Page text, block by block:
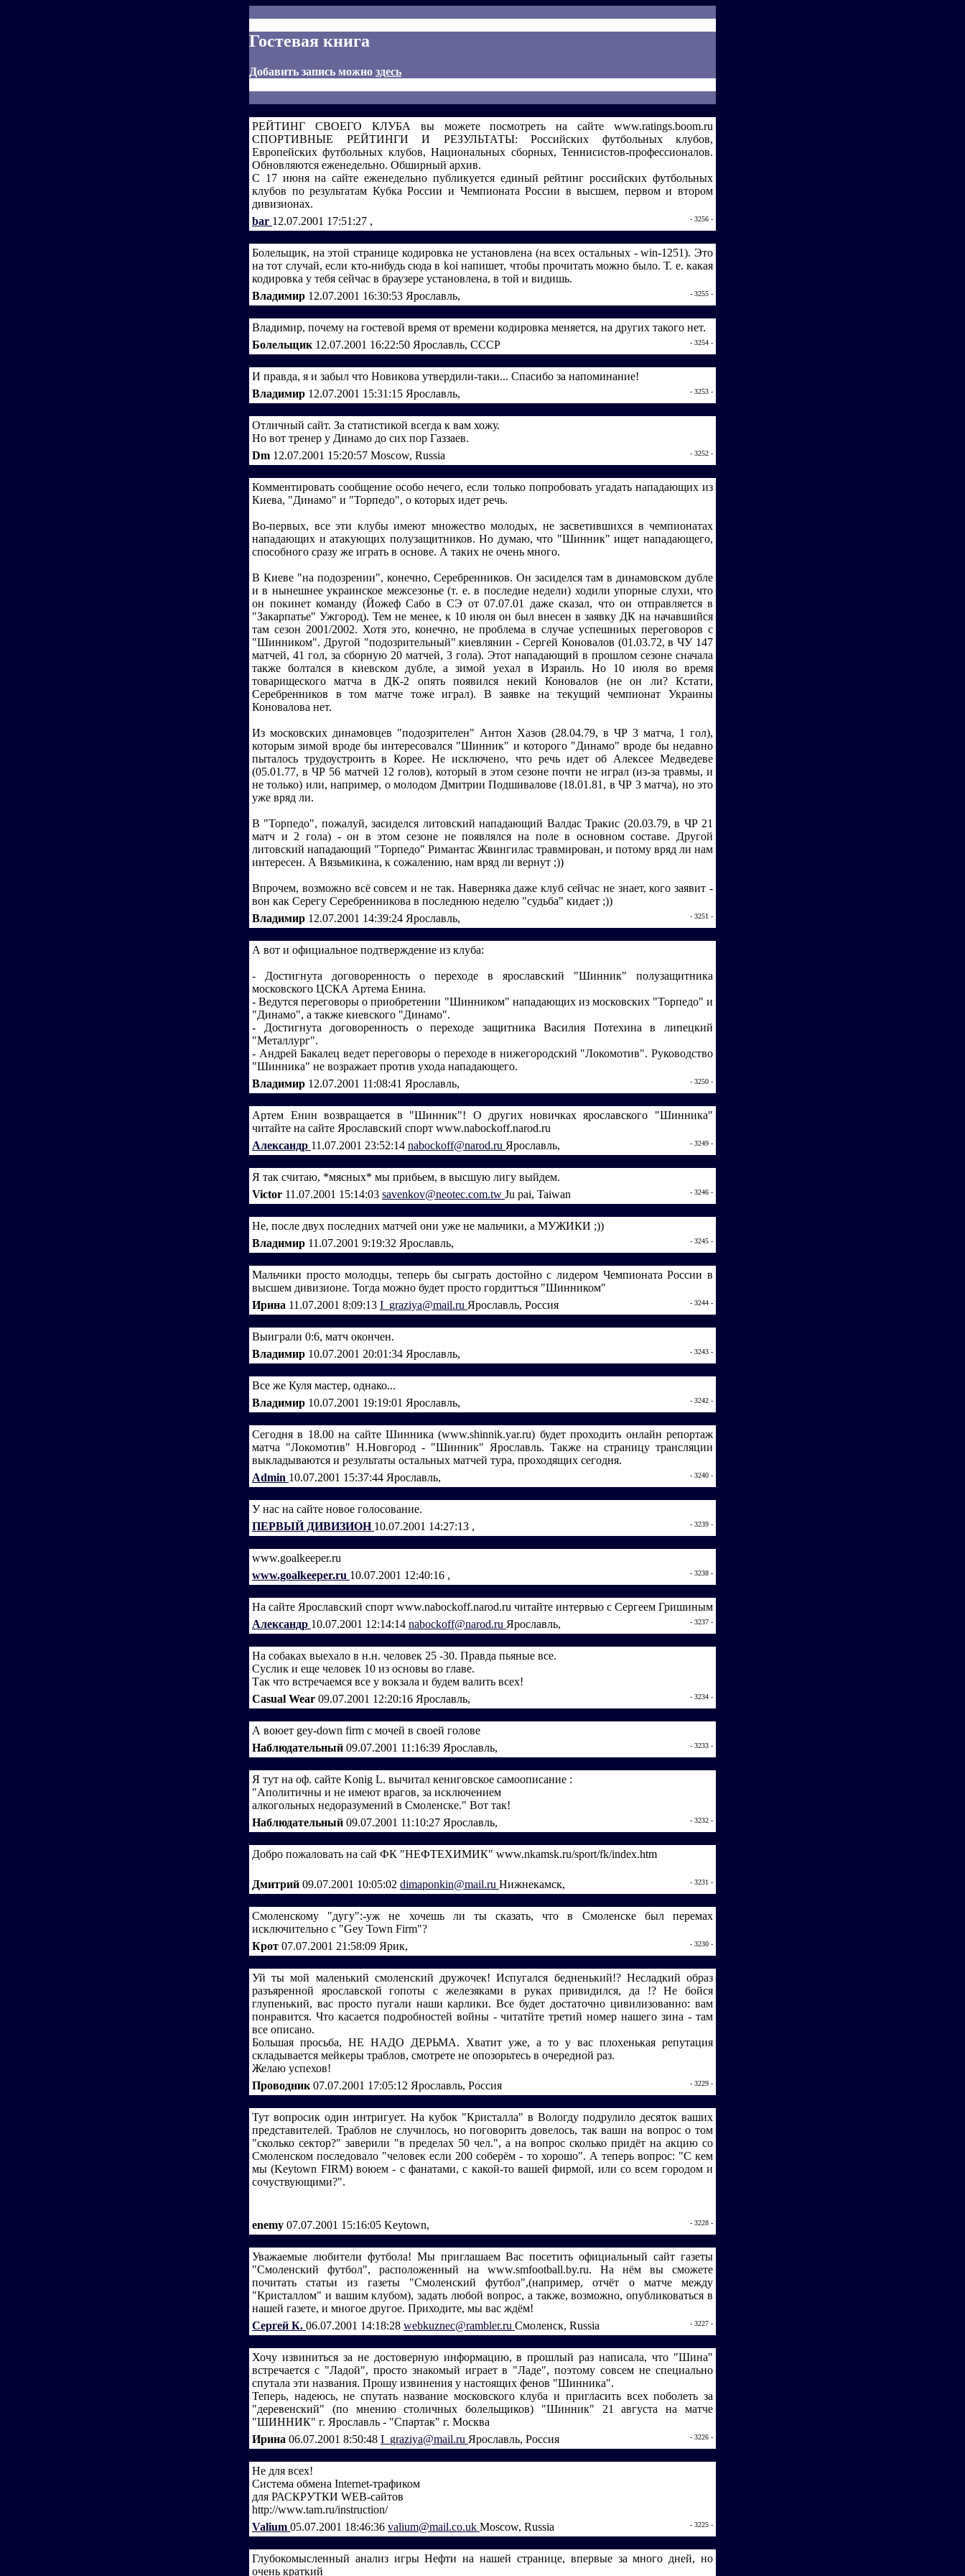
Гостевая книга
Добавить запись можно здесь
РЕЙТИНГ СВОЕГО КЛУБА вы можете посмотреть на сайте www.ratings.boom.ru
СПОРТИВНЫЕ РЕЙТИНГИ И РЕЗУЛЬТАТЫ: Российских футбольных клубов,
Европейских футбольных клубов, Национальных сборных, Теннисистов-профессионалов.
Обновляются еженедельно. Обширный архив.
С 17 июня на сайте еженедельно публикуется единый рейтинг российских футбольных
клубов по результатам Кубка России и Чемпионата России в высшем, первом и втором
дивизионах.
bar 12.07.2001 17:51:27 , - 3256 -
Болельщик, на этой странице кодировка не установлена (на всех остальных - win-1251). Это
на тот случай, если кто-нибудь сюда в koi напишет, чтобы прочитать можно было. Т. е. какая
кодировка у тебя сейчас в браузере установлена, в той и видишь.
Владимир 12.07.2001 16:30:53 Ярославль, - 3255 -
Владимир, почему на гостевой время от времени кодировка меняется, на других такого нет.
Болельщик 12.07.2001 16:22:50 Ярославль, СССР - 3254 -
И правда, я и забыл что Новикова утвердили-таки... Спасибо за напоминание!
Владимир 12.07.2001 15:31:15 Ярославль, - 3253 -
Отличный сайт. За статистикой всегда к вам хожу.
Но вот тренер у Динамо до сих пор Газзаев.
Dm 12.07.2001 15:20:57 Moscow, Russia - 3252 -
Комментировать сообщение особо нечего, если только попробовать угадать нападающих из
Киева, "Динамо" и "Торпедо", о которых идет речь.
Во-первых, все эти клубы имеют множество молодых, не засветившихся в чемпионатах
нападающих и атакующих полузащитников. Но думаю, что "Шинник" ищет нападающего,
способного сразу же играть в основе. А таких не очень много.
В Киеве "на подозрении", конечно, Серебренников. Он засиделся там в динамовском дубле
и в нынешнее украинское межсезонье (т. е. в последие недели) ходили упорные слухи, что
он покинет команду (Йожеф Сабо в СЭ от 07.07.01 даже сказал, что он отправляется в
"Закарпатье" Ужгород). Тем не менее, к 10 июля он был внесен в заявку ДК на начавшийся
там сезон 2001/2002. Хотя это, конечно, не проблема в случае успешниых переговоров с
"Шинником". Другой "подозрительный" киевлянин - Сергей Коновалов (01.03.72, в ЧУ 147
матчей, 41 гол, за сборную 20 матчей, 3 гола). Этот нападающий в прошлом сезоне сначала
также болтался в киевском дубле, а зимой уехал в Израиль. Но 10 июля во время
товарищеского матча в ДК-2 опять появился некий Коновалов (не он ли? Кстати,
Серебренников в том матче тоже играл). В заявке на текущий чемпионат Украины
Коновалова нет.
Из московских динамовцев "подозрителен" Антон Хазов (28.04.79, в ЧР 3 матча, 1 гол),
которым зимой вроде бы интересовался "Шинник" и которого "Динамо" вроде бы недавно
пыталось трудоустроить в Корее. Не исключено, что речь идет об Алексее Медведеве
(05.01.77, в ЧР 56 матчей 12 голов), который в этом сезоне почти не играл (из-за травмы, и
не только) или, например, о молодом Дмитрии Подшивалове (18.01.81, в ЧР 3 матча), но это
уже вряд ли.
В "Торпедо", пожалуй, засиделся литовский нападающий Валдас Тракис (20.03.79, в ЧР 21
матч и 2 гола) - он в этом сезоне не появлялся на поле в основном составе. Другой
литовский нападающий "Торпедо" Римантас Жвингилас травмирован, и потому вряд ли нам
интересен. А Вязьмикина, к сожалению, нам вряд ли вернут ;))
Впрочем, возможно всё совсем и не так. Наверняка даже клуб сейчас не знает, кого заявит -
вон как Серегу Серебренникова в последнюю неделю "судьба" кидает ;))
Владимир 12.07.2001 14:39:24 Ярославль, - 3251 -
А вот и официальное подтверждение из клуба:
- Достигнута договоренность о переходе в ярославский "Шинник" полузащитника
московского ЦСКА Артема Енина.
- Ведутся переговоры о приобретении "Шинником" нападающих из московских "Торпедо" и
"Динамо", а также киевского "Динамо".
- Достигнута договоренность о переходе защитника Василия Потехина в липецкий
"Металлург".
- Андрей Бакалец ведет переговоры о переходе в нижегородский "Локомотив". Руководство
"Шинника" не возражает против ухода нападающего.
Владимир 12.07.2001 11:08:41 Ярославль, - 3250 -
Артем Енин возвращается в "Шинник"! О других новичках ярославского "Шинника"
читайте на сайте Ярославский спорт www.nabockoff.narod.ru
Александр 11.07.2001 23:52:14 nabockoff@narod.ru Ярославль, - 3249 -
Я так считаю, *мясных* мы прибьем, в высшую лигу выйдем.
Victor 11.07.2001 15:14:03 savenkov@neotec.com.tw Ju pai, Taiwan - 3246 -
Не, после двух последних матчей они уже не мальчики, а МУЖИКИ ;))
Владимир 11.07.2001 9:19:32 Ярославль, - 3245 -
Мальчики просто молодцы, теперь бы сыграть достойно с лидером Чемпионата России в
высшем дивизионе. Тогда можно будет просто гордитться "Шинником"
Ирина 11.07.2001 8:09:13 I_graziya@mail.ru Ярославль, Россия - 3244 -
Выиграли 0:6, матч окончен.
Владимир 10.07.2001 20:01:34 Ярославль, - 3243 -
Все же Куля мастер, однако...
Владимир 10.07.2001 19:19:01 Ярославль, - 3242 -
Сегодня в 18.00 на сайте Шинника (www.shinnik.yar.ru) будет проходить онлайн репортаж
матча "Локомотив" Н.Новгород - "Шинник" Ярославль. Также на страницу трансляции
выкладываются и результаты остальных матчей тура, проходящих сегодня.
Admin 10.07.2001 15:37:44 Ярославль, - 3240 -
У нас на сайте новое голосование.
ПЕРВЫЙ ДИВИЗИОН 10.07.2001 14:27:13 , - 3239 -
www.goalkeeper.ru
www.goalkeeper.ru 10.07.2001 12:40:16 , - 3238 -
На сайте Ярославский спорт www.nabockoff.narod.ru читайте интервью с Сергеем Гришиным
Александр 10.07.2001 12:14:14 nabockoff@narod.ru Ярославль, - 3237 -
На собаках выехало в н.н. человек 25 -30. Правда пьяные все.
Суслик и еще человек 10 из основы во главе.
Так что встречаемся все у вокзала и будем валить всех!
Casual Wear 09.07.2001 12:20:16 Ярославль, - 3234 -
А воюет gey-down firm с мочей в своей голове
Наблюдательный 09.07.2001 11:16:39 Ярославль, - 3233 -
Я тут на оф. сайте Konig L. вычитал кениговское самоописание :
"Аполитичны и не имеют врагов, за исключением
алкогольных недоразумений в Смоленске." Вот так!
Наблюдательный 09.07.2001 11:10:27 Ярославль, - 3232 -
Добро пожаловать на сай ФК "НЕФТЕХИМИК" www.nkamsk.ru/sport/fk/index.htm
Дмитрий 09.07.2001 10:05:02 dimaponkin@mail.ru Нижнекамск, - 3231 -
Смоленскому "дугу":-уж не хочешь ли ты сказать, что в Смоленске был перемах
исключительно с "Gey Town Firm"?
Крот 07.07.2001 21:58:09 Ярик, - 3230 -
Уй ты мой маленький смоленский дружочек! Испугался бедненький!? Несладкий образ
разъяренной ярославской гопоты с железяками в руках привидился, да !? Не бойся
глупенький, вас просто пугали наши карлики. Все будет достаточно цивилизованно: вам
понравится. Что касается подробностей войны - читатйте третий номер нашего зина - там
все описано.
Большая просьба, НЕ НАДО ДЕРЬМА. Хватит уже, а то у вас плохенькая репутация
складывается мейкеры траблов, смотрете не опозорьтесь в очередной раз.
Желаю успехов!
Проводник 07.07.2001 17:05:12 Ярославль, Россия - 3229 -
Тут вопросик один интригует. На кубок "Кристалла" в Вологду подрулило десяток ваших
представителей. Траблов не случилось, но поговорить довелось, так ваши на вопрос о том
"сколько сектор?" заверили "в пределах 50 чел.", а на вопрос сколько придёт на акцию со
Смоленском последовало "человек если 200 соберём - то хорошо". А теперь вопрос: "С кем
мы (Keytown FIRM) воюем - с фанатами, с какой-то вашей фирмой, или со всем городом и
сочуствующими?".
enemy 07.07.2001 15:16:05 Keytown, - 3228 -
Уважаемые любители футбола! Мы приглашаем Вас посетить официальный сайт газеты
"Смоленский футбол", расположенный на www.smfootball.by.ru. На нём вы сможете
почитать статьи из газеты "Смоленский футбол",(например, отчёт о матче между
"Кристаллом" и вашим клубом), задать любой вопрос, а также, возможно, опубликоваться в
нашей газете, и многое другое. Приходите, мы вас ждём!
Сергей К. 06.07.2001 14:18:28 webkuznec@rambler.ru Смоленск, Russia - 3227 -
Хочу извиниться за не достоверную информацию, в прошлый раз написала, что "Шина"
встречается с "Ладой", просто знакомый играет в "Ладе", поэтому совсем не специально
спутала эти названия. Прошу извинения у настоящих фенов "Шинника".
Теперь, надеюсь, не спутать название московского клуба и пригласить всех поболеть за
"деревенский" (по мнению столичных болельщиков) "Шинник" 21 августа на матче
"ШИННИК" г. Ярославль - "Спартак" г. Москва
Ирина 06.07.2001 8:50:48 I_graziya@mail.ru Ярославль, Россия - 3226 -
Не для всех!
Система обмена Internet-трафиком
для РАСКРУТКИ WEB-сайтов
http://www.tam.ru/instruction/
Valium 05.07.2001 18:46:36 valium@mail.co.uk Moscow, Russia - 3225 -
Глубокомысленный анализ игры Нефти на нашей странице, впервые за много дней, но
очень краткий